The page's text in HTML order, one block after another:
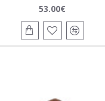
53.00€